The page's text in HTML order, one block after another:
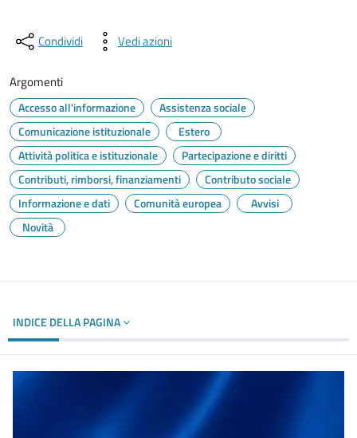
Condividi Vedi azioni
Argomenti
Accesso all'informazione
Assistenza sociale
Comunicazione istituzionale
Estero
Attività politica e istituzionale
Partecipazione e diritti
Contributi, rimborsi, finanziamenti
Contributo sociale
Informazione e dati
Comunità europea
Avvisi
Novità
INDICE DELLA PAGINA